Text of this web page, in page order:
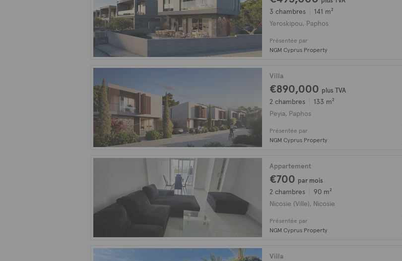
3 chambres
141 m²
Yeroskipou, Paphos
Présentée par
NGM Cyprus Property
Villa
€890,000 plus TVA
2 chambres
133 m²
Peyia, Paphos
Présentée par
NGM Cyprus Property
Appartement
€700 par mois
2 chambres
90 m²
Nicosie (Ville), Nicosie
Présentée par
NGM Cyprus Property
Villa